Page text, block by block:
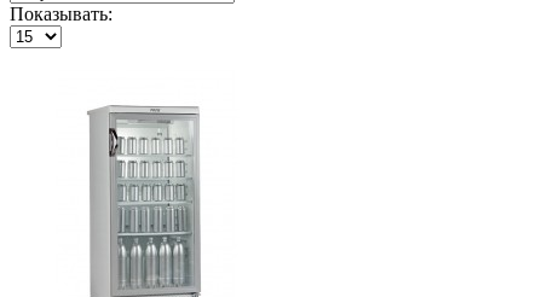
Показывать: